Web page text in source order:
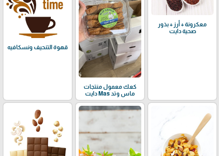
معكرونة + أرز + بذور
صحية دايت
كعك معمول منتجات
ماس وتد Mas دايت
قهوة التنحيف ونسكافيه